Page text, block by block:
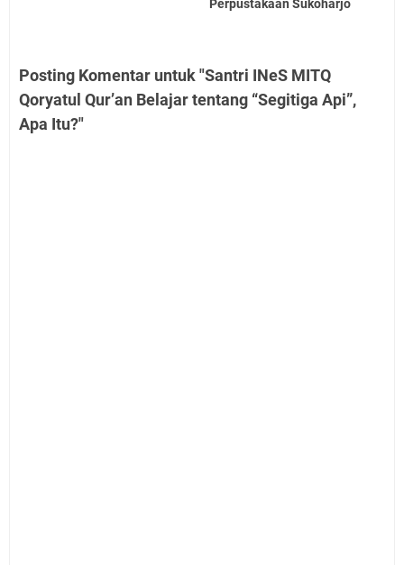
Perpustakaan Sukoharjo
Posting Komentar untuk "Santri INeS MITQ
Qoryatul Qur’an Belajar tentang “Segitiga Api”,
Apa Itu?"